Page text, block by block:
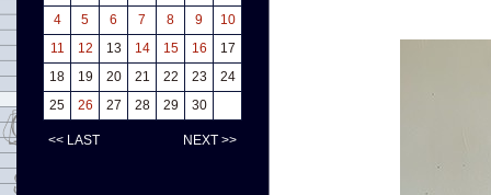
4
5 6 7 8 9
10
11
12 13 14 15 16
17
18
19 20 21 22 23
24
25
26 27 28 29 30
<< LAST NEXT >>